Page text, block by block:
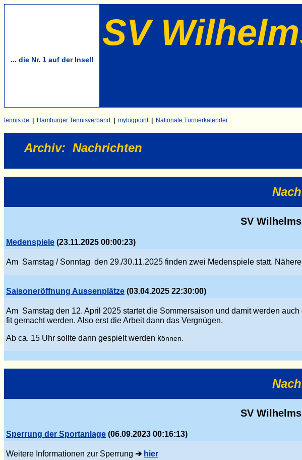
... die Nr. 1 auf der Insel!
SV
tennis.de Hamburger Tennisverband mybigpoint Nationale Turnierkalender
Archiv: Nachrichten
SV
Medenspiele (23.11.2025 00:00:23)
Am Samstag / Sonntag den 29./30.11.2025 finden zwei Medenspiele statt.
Saisoneröffnung Aussenplätze (03.04.2025 22:30:00)
Am Samstag den 12. April 2025 startet die Sommersaison und damit werden
fit gemacht werden. Also erst die Arbeit dann das Vergnügen.
Ab ca. 15 Uhr sollte dann gespielt werden können.
SV
Sperrung der Sportanlage (06.09.2023 00:16:13)
Weitere Informationen zur Sperrung ➔ hier